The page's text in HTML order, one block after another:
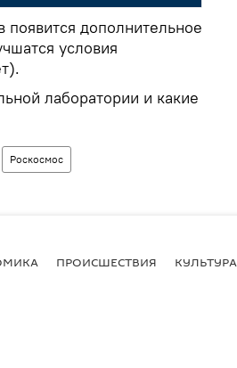
появится дополнительное
условия
лаборатории и какие
Роскосмос
ПРОИСШЕСТВИЯ КУЛЬТУРА